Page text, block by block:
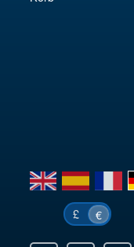
en es fr de
£ €